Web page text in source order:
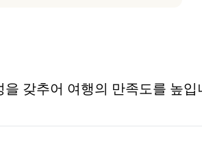
갖추어 여행의 만족도를 높입